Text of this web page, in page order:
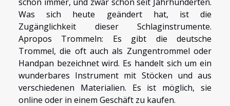
Was sich heute geändert hat, ist die
Zugänglichkeit dieser Schlaginstrumente.
Apropos Trommeln: Es gibt die deutsche
Trommel, die oft auch als Zungentrommel oder
Handpan bezeichnet wird. Es handelt sich um ein
wunderbares Instrument mit Stöcken und aus
verschiedenen Materialien. Es ist möglich, sie
online oder in einem Geschäft zu kaufen.